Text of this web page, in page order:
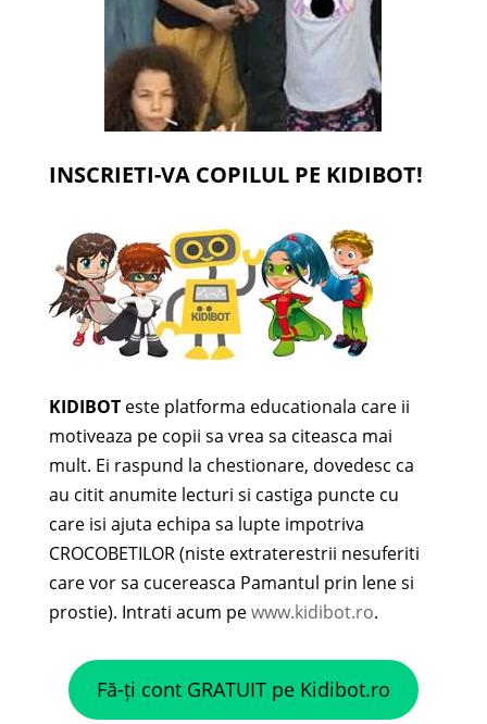
INSCRIETI-VA COPILUL PE KIDIBOT!
KIDIBOTeste platforma educationala care ii
motiveaza pe copii sa vrea sa citeasca mai
mult. Ei raspund la chestionare, dovedesc ca
au citit anumite lecturi si castiga puncte cu
care isi ajuta echipa sa lupte impotriva
CROCOBETILOR (niste extraterestrii nesuferiti
care vor sa cucereasca Pamantul prin lene si
prostie). Intrati acum pewww.kidibot.ro.
Fă-ți cont GRATUIT pe Kidibot.ro